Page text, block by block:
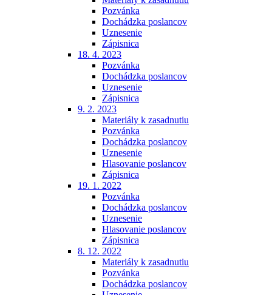
Pozvánka
Dochádzka poslancov
Uznesenie
Zápisnica
18. 4. 2023
Pozvánka
Dochádzka poslancov
Uznesenie
Zápisnica
9. 2. 2023
Materiály k zasadnutiu
Pozvánka
Dochádzka poslancov
Uznesenie
Hlasovanie poslancov
Zápisnica
19. 1. 2022
Pozvánka
Dochádzka poslancov
Uznesenie
Hlasovanie poslancov
Zápisnica
8. 12. 2022
Materiály k zasadnutiu
Pozvánka
Dochádzka poslancov